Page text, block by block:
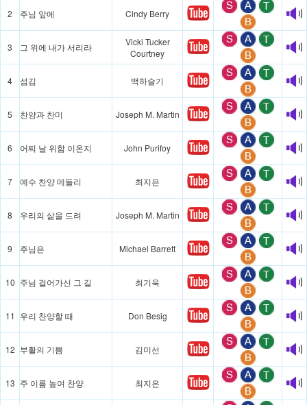
2 주님 앞에 Cindy Berry
3 그 위에 내가 서리라
Vicki Tucker
Courtney
4 섬김 백하슬기
5 찬양과 찬미 Joseph M. Martin
6 어찌 날 위함 이온지 John Purifoy
7 예수 찬양 메들리 최지은
8 우리의 삶을 드려 Joseph M. Martin
9 주님은 Michael Barrett
10 주님 걸어가신 그 길 최기욱
11 우리 찬양할 때 Don Besig
12 부활의 기쁨 김미선
13 주 이름 높여 찬양 최지은